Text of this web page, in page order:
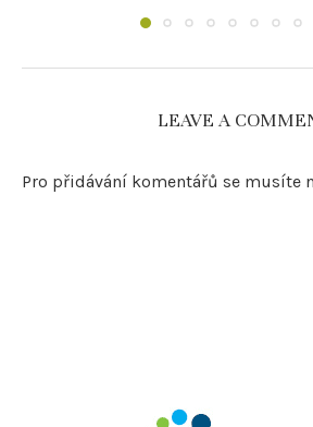
LEAVE A
Pro přidávání komentářů se musíte